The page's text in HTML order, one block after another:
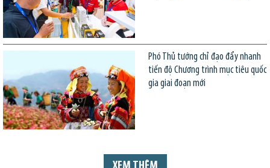
Phó Thủ tướng chỉ đạo đẩy nhanh
tiến độ Chương trình mục tiêu quốc
gia giai đoạn mới